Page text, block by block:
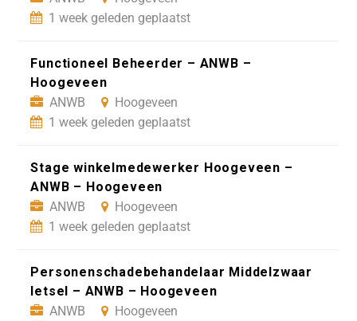
1 week geleden geplaatst
Functioneel Beheerder – ANWB –
Hoogeveen
ANWB
Hoogeveen
1 week geleden geplaatst
Stage winkelmedewerker Hoogeveen –
ANWB – Hoogeveen
ANWB
Hoogeveen
1 week geleden geplaatst
Personenschadebehandelaar Middelzwaar
letsel – ANWB – Hoogeveen
ANWB
Hoogeveen